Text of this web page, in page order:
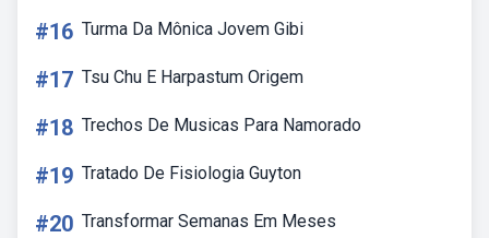
#16 Turma Da Mônica Jovem Gibi
#17 Tsu Chu E Harpastum Origem
#18 Trechos De Musicas Para Namorado
#19 Tratado De Fisiologia Guyton
#20 Transformar Semanas Em Meses